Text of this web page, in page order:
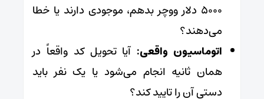
۵۰۰۰ دلار ووچر بدهم، موجودی دارند یا خطا
می‌دهند؟
اتوماسیون واقعی: آیا تحویل کد واقعاً در
همان ثانیه انجام می‌شود یا یک نفر باید
دستی آن را تایید کند؟